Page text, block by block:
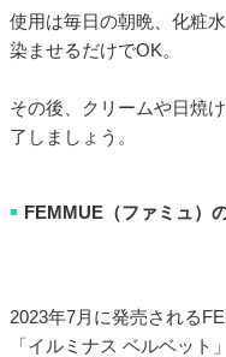
使用は毎日の朝晩、化粧
染ませるだけでOK。
その後、クリームや日焼
了しましょう。
■ FEMMUE（ファミュ）
2023年7月に発売される
「イルミナス ベルベット」